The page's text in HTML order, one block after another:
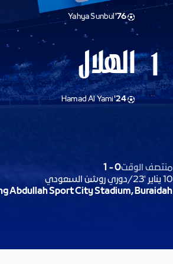
Yahya Sunbul 76'
الهلال
Hamad Al Yami24'
1
منتصف الوقت0
-
1
10 يناير '23
/دوري روشن السعودي
Abdullah Sport City Stadium, Buraidah